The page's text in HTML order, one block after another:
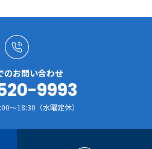
のお問い合わせ
9993
～18:30（水曜定休）